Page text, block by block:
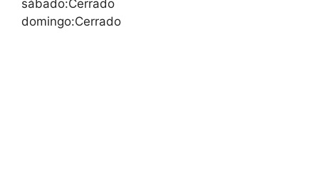
sábado:Cerrado
domingo:Cerrado